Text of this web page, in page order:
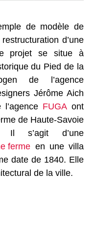
de modèle de
d’une
projet se situe à
du Pied de la
de l’agence
Jérôme Aich
FUGA ont
de Haute-Savoie
s’agit d’une
ferme en une villa
date de 1840. Elle
de la ville.